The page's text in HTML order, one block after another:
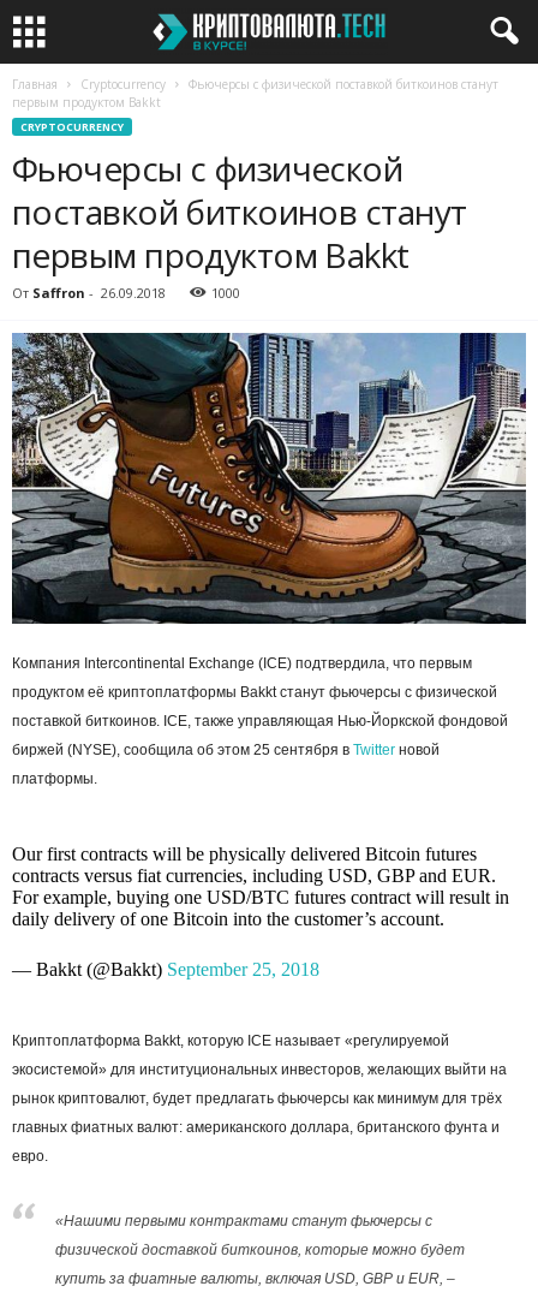
Главная Cryptocurrency
Фьючерсы с физической поставкой биткоинов станут
первым продуктом Bakkt
CRYPTOCURRENCY
Фьючерсы с физической
поставкой биткоинов станут
первым продуктом Bakkt
От Saffron - 26.09.2018 1000
Компания Intercontinental Exchange (ICE) подтвердила, что первым
продуктом её криптоплатформы Bakkt станут фьючерсы с физической
поставкой биткоинов. ICE, также управляющая Нью-Йоркской фондовой
биржей (NYSE), сообщила об этом 25 сентября в Twitter новой
платформы.
Our first contracts will be physically delivered Bitcoin futures
contracts versus fiat currencies, including USD, GBP and EUR.
For example, buying one USD/BTC futures contract will result in
daily delivery of one Bitcoin into the customer’s account.
— Bakkt (@Bakkt) September 25, 2018
Криптоплатформа Bakkt, которую ICE называет «регулируемой
экосистемой» для институциональных инвесторов, желающих выйти на
рынок криптовалют, будет предлагать фьючерсы как минимум для трёх
главных фиатных валют: американского доллара, британского фунта и
евро.
«Нашими первыми контрактами станут фьючерсы с
физической доставкой биткоинов, которые можно будет
купить за фиатные валюты, включая USD, GBP и EUR, –